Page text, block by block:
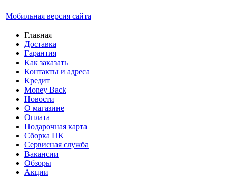
Мобильная версия сайта
Главная
Доставка
Гарантия
Как заказать
Контакты и адреса
Кредит
Money Back
Новости
О магазине
Оплата
Подарочная карта
Сборка ПК
Сервисная служба
Вакансии
Обзоры
Акции